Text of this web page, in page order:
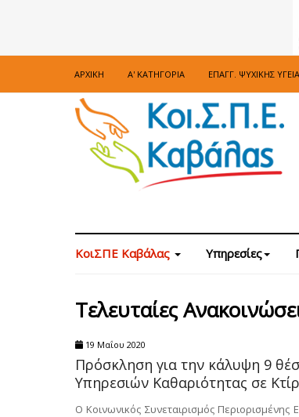
ΑΡΧΙΚΉ Α' ΚΑΤΗΓΟΡΊΑ ΕΠΑΓΓ. ΨΥΧΙΚΉΣ
ΚοιΣΠΕ Καβάλας Υπηρεσίες
Τελευταίες
19 Μαΐου 2020
Πρόσκληση για την κάλυψη 9
Υπηρεσιών Καθαριότητας σε
Ο Κοινωνικός Συνεταιρισμός